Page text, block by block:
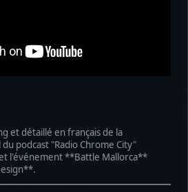
et détaillé en français de la
podcast "Radio Chrome City"
l'événement **Battle Mallorca**